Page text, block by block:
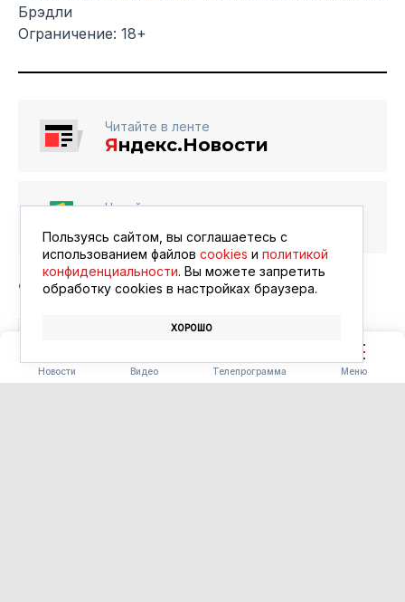
Новости Видео Телепрограмма Меню
Брэдли
Ограничение: 18+
Читайте в ленте
Яндекс.Новости
Читайте в ленте
АФИША
Пользуясь сайтом, вы соглашаетесь с
использованием файлов cookies и политикой
конфиденциальности. Вы можете запретить
обработку сookies в настройках браузера.
ХОРОШО